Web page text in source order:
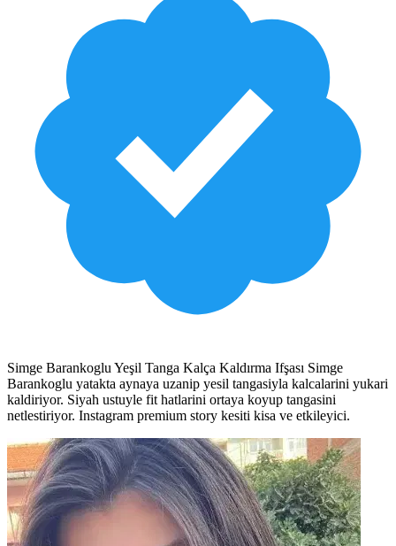
Simge Barankoglu Yeşil Tanga Kalça Kaldırma Ifşası Simge
Barankoglu yatakta aynaya uzanip yesil tangasiyla kalcalarini yukari
kaldiriyor. Siyah ustuyle fit hatlarini ortaya koyup tangasini
netlestiriyor. Instagram premium story kesiti kisa ve etkileyici.